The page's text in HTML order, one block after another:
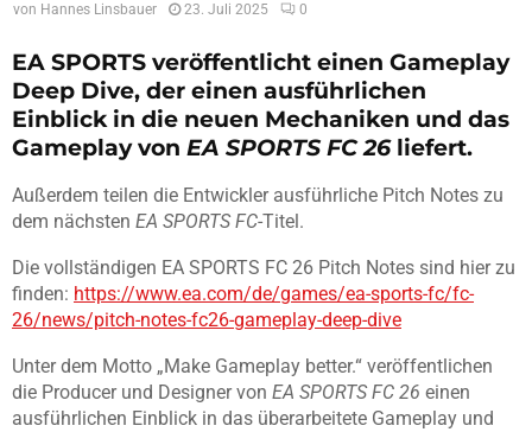
von Hannes Linsbauer 23. Juli 2025 0
EA SPORTS veröffentlicht einen Gameplay
Deep Dive, der einen ausführlichen
Einblick in die neuen Mechaniken und das
Gameplay von EA SPORTS FC 26liefert.
Außerdem teilen die Entwickler ausführliche Pitch Notes zu
dem nächsten EA SPORTS FC-Titel.
Die vollständigen EA SPORTS FC 26 Pitch Notes sind hier zu
finden: https://www.ea.com/de/games/ea-sports-fc/fc-
26/news/pitch-notes-fc26-gameplay-deep-dive
Unter dem Motto „Make Gameplay better.“ veröffentlichen
die Producer und Designer von EA SPORTS FC 26 einen
ausführlichen Einblick in das überarbeitete Gameplay und